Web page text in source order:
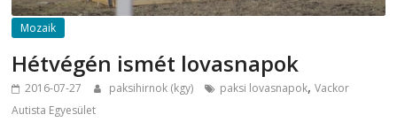
Mozaik
Hétvégén ismét lovasnapok
2016-07-27 paksihirnok (kgy) paksi lovasnapok,Vackor
Autista Egyesület